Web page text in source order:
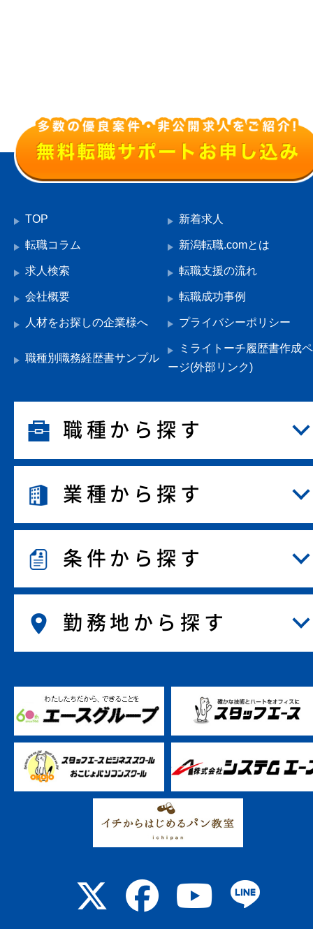
TOP 新着求人
転職コラム 新潟転職.comとは
求人検索 転職支援の流れ
会社概要 転職成功事例
人材をお探しの企業様へ プライバシーポリシー
職種別職務経歴書サンプル
ミライトーチ履歴書作成ペ
ージ(外部リンク)
職種から探す
業種から探す
条件から探す
勤務地から探す